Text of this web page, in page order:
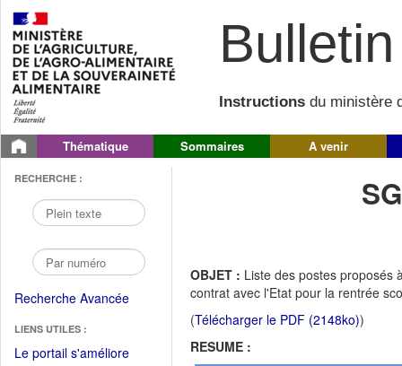
Instructions du ministère
Thématique Sommaires A venir
RECHERCHE :
Recherche Avancée
LIENS UTILES :
Le portail s'améliore(Fichier
OBJET : Liste des postes proposés
contrat avec l'Etat pour la rentrée
(Télécharger le PDF (2148ko))
RESUME :